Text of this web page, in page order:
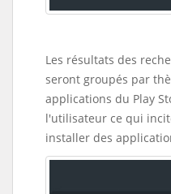
Les résultats des
seront groupés par
applications du Play
l'utilisateur ce qui
installer des